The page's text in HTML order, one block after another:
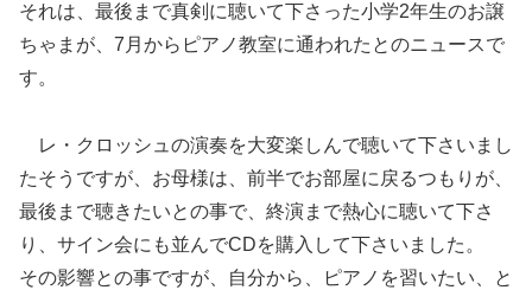
それは、最後まで真剣に聴いて下さった小学2年生のお譲
ちゃまが、7月からピアノ教室に通われたとのニュースで
す。
レ・クロッシュの演奏を大変楽しんで聴いて下さいまし
たそうですが、お母様は、前半でお部屋に戻るつもりが、
最後まで聴きたいとの事で、終演まで熱心に聴いて下さ
り、サイン会にも並んでCDを購入して下さいました。
その影響との事ですが、自分から、ピアノを習いたい、と